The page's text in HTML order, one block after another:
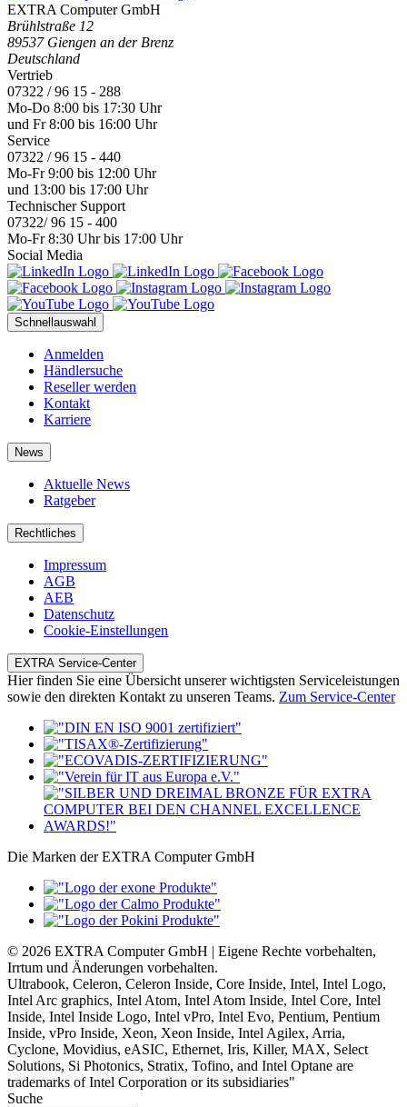
EXTRA Computer GmbH
Brühlstraße 12
89537 Giengen an der Brenz
Deutschland
Vertrieb
07322 / 96 15 - 288
Mo-Do 8:00 bis 17:30 Uhr
und Fr 8:00 bis 16:00 Uhr
Service
07322 / 96 15 - 440
Mo-Fr 9:00 bis 12:00 Uhr
und 13:00 bis 17:00 Uhr
Technischer Support
07322/ 96 15 - 400
Mo-Fr 8:30 Uhr bis 17:00 Uhr
Social Media
Schnellauswahl
Anmelden
Händlersuche
Reseller werden
Kontakt
Karriere
News
Aktuelle News
Ratgeber
Rechtliches
Impressum
AGB
AEB
Datenschutz
Cookie-Einstellungen
EXTRA Service-Center
Hier finden Sie eine Übersicht unserer wichtigsten Serviceleistungen
sowie den direkten Kontakt zu unseren Teams. Zum Service-Center
Die Marken der EXTRA Computer GmbH
© 2026 EXTRA Computer GmbH | Eigene Rechte vorbehalten,
Irrtum und Änderungen vorbehalten.
Ultrabook, Celeron, Celeron Inside, Core Inside, Intel, Intel Logo,
Intel Arc graphics, Intel Atom, Intel Atom Inside, Intel Core, Intel
Inside, Intel Inside Logo, Intel vPro, Intel Evo, Pentium, Pentium
Inside, vPro Inside, Xeon, Xeon Inside, Intel Agilex, Arria,
Cyclone, Movidius, eASIC, Ethernet, Iris, Killer, MAX, Select
Solutions, Si Photonics, Stratix, Tofino, and Intel Optane are
trademarks of Intel Corporation or its subsidiaries"
Suche